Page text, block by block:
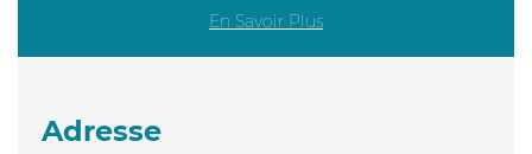
En Savoir Plus
Adresse